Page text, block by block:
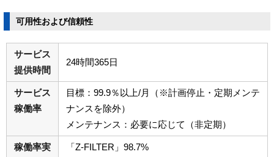
可用性および信頼性
サービス
提供時間
24時間365日
サービス
稼働率
目標：99.9％以上/月（※計画停止・定期メンテ
ナンスを除外）
メンテナンス：必要に応じて（非定期）
稼働率実
「Z-FILTER」98.7%